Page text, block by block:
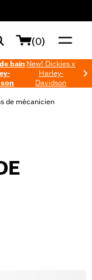
(0)
bain New! Dickies x
Harley-
Davidson
de mécanicien